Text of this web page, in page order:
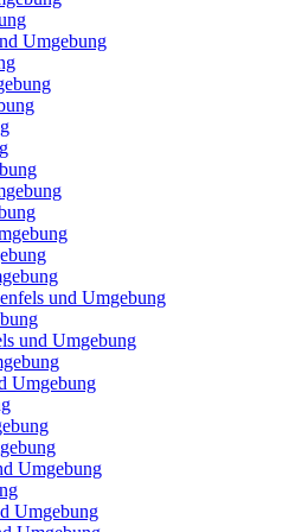
Umgebung
und Umgebung
und Umgebung
Umgebung
Umgebung
Umgebung